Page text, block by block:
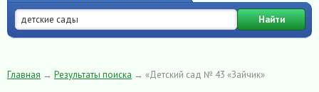
Найти
Главная → Результаты поиска → «Детский сад № 43 «Зайчик»